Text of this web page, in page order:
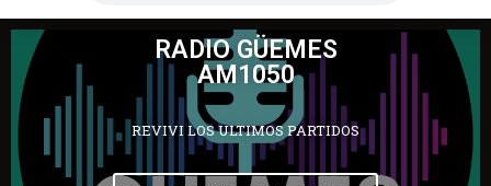
RADIO GÜEMES
AM1050
REVIVI LOS ULTIMOS PARTIDOS